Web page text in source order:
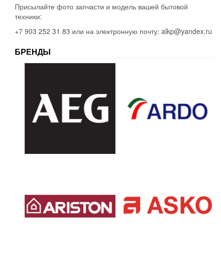
Присылайте фото запчасти и модель вашей бытовой
техники:
+7 903 252 31 83 или на электронную почту: alkp@yandex.ru
БРЕНДЫ